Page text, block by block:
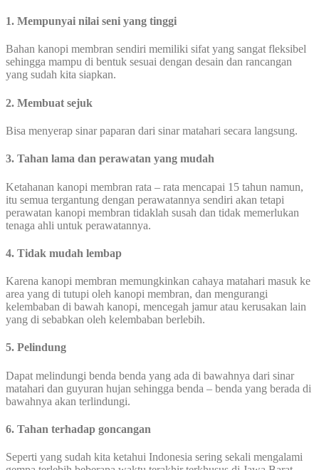
1. Mempunyai nilai seni yang tinggi
Bahan kanopi membran sendiri memiliki sifat yang sangat fleksibel
sehingga mampu di bentuk sesuai dengan desain dan rancangan
yang sudah kita siapkan.
2. Membuat sejuk
Bisa menyerap sinar paparan dari sinar matahari secara langsung.
3. Tahan lama dan perawatan yang mudah
Ketahanan kanopi membran rata – rata mencapai 15 tahun namun,
itu semua tergantung dengan perawatannya sendiri akan tetapi
perawatan kanopi membran tidaklah susah dan tidak memerlukan
tenaga ahli untuk perawatannya.
4. Tidak mudah lembap
Karena kanopi membran memungkinkan cahaya matahari masuk ke
area yang di tutupi oleh kanopi membran, dan mengurangi
kelembaban di bawah kanopi, mencegah jamur atau kerusakan lain
yang di sebabkan oleh kelembaban berlebih.
5. Pelindung
Dapat melindungi benda benda yang ada di bawahnya dari sinar
matahari dan guyuran hujan sehingga benda – benda yang berada di
bawahnya akan terlindungi.
6. Tahan terhadap goncangan
Seperti yang sudah kita ketahui Indonesia sering sekali mengalami